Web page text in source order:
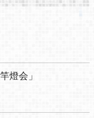
燈会」